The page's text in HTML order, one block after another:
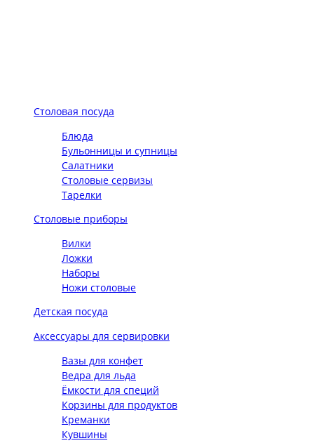
Столовая посуда
Блюда
Бульонницы и супницы
Салатники
Столовые сервизы
Тарелки
Столовые приборы
Вилки
Ложки
Наборы
Ножи столовые
Детская посуда
Аксессуары для сервировки
Вазы для конфет
Ведра для льда
Ёмкости для специй
Корзины для продуктов
Креманки
Кувшины